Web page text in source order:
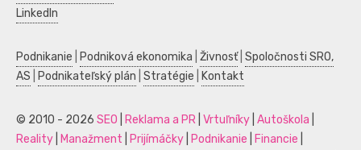
LinkedIn
Podnikanie Podniková ekonomika Živnosť| Spoločnosti SRO,
AS
Podnikateľský plán Stratégie Kontakt
© 2010 - 2026 SEO Reklama a PR Vrtuľníky Autoškola
Reality
Manažment Prijímáčky Podnikanie Financie